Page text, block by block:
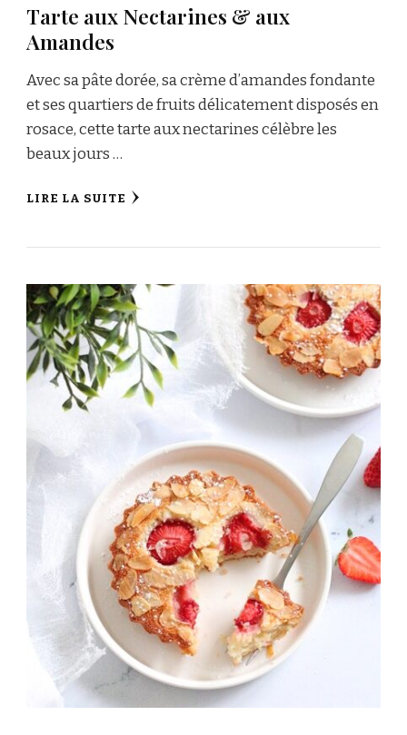
Tarte aux Nectarines & aux
Amandes
Avec sa pâte dorée, sa crème d’amandes fondante
et ses quartiers de fruits délicatement disposés en
rosace, cette tarte aux nectarines célèbre les
beaux jours …
LIRE LA SUITE